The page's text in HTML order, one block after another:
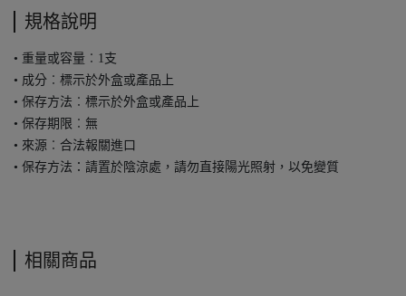
規格說明
• 重量或容量︰1支
• 成分︰標示於外盒或產品上
• 保存方法︰標示於外盒或產品上
• 保存期限︰無
• 來源︰合法報關進口
• 保存方法：請置於陰涼處，請勿直接陽光照射，以免變質
相關商品